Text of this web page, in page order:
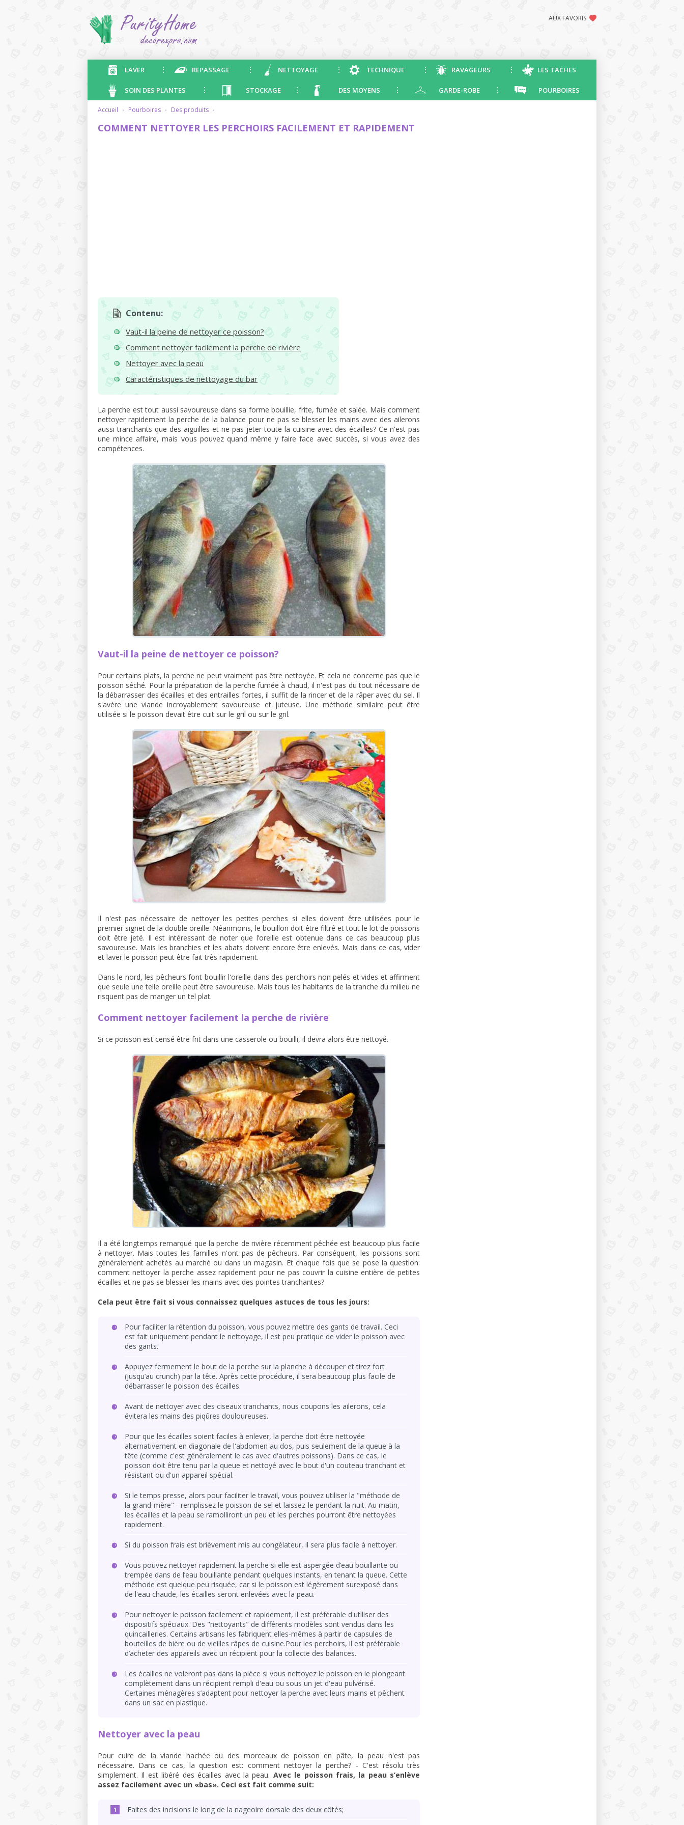
AUX FAVORIS
LAVER REPASSAGE NETTOYAGE TECHNIQUE RAVAGEURS LES TACHES
SOIN DES PLANTES STOCKAGE DES MOYENS GARDE-ROBE POURBOIRES
accueil · pourboires · des produits ·
COMMENT NETTOYER LES PERCHOIRS FACILEMENT ET RAPIDEMENT
Contenu:
Vaut-il la peine de nettoyer ce poisson?
Comment nettoyer facilement la perche de rivière
Nettoyer avec la peau
Caractéristiques de nettoyage du bar
La perche est tout aussi savoureuse dans sa forme bouillie, frite, fumée et salée. Mais comment
nettoyer rapidement la perche de la balance pour ne pas se blesser les mains avec des ailerons
aussi tranchants que des aiguilles et ne pas jeter toute la cuisine avec des écailles? Ce n'est pas
une mince affaire, mais vous pouvez quand même y faire face avec succès, si vous avez des
compétences.
Vaut-il la peine de nettoyer ce poisson?
Pour certains plats, la perche ne peut vraiment pas être nettoyée. Et cela ne concerne pas que le
poisson séché. Pour la préparation de la perche fumée à chaud, il n'est pas du tout nécessaire de
la débarrasser des écailles et des entrailles fortes, il suffit de la rincer et de la râper avec du sel. Il
s'avère une viande incroyablement savoureuse et juteuse. Une méthode similaire peut être
utilisée si le poisson devait être cuit sur le gril ou sur le gril.
Il n'est pas nécessaire de nettoyer les petites perches si elles doivent être utilisées pour le
premier signet de la double oreille. Néanmoins, le bouillon doit être filtré et tout le lot de poissons
doit être jeté. Il est intéressant de noter que l’oreille est obtenue dans ce cas beaucoup plus
savoureuse. Mais les branchies et les abats doivent encore être enlevés. Mais dans ce cas, vider
et laver le poisson peut être fait très rapidement.
Dans le nord, les pêcheurs font bouillir l'oreille dans des perchoirs non pelés et vides et affirment
que seule une telle oreille peut être savoureuse. Mais tous les habitants de la tranche du milieu ne
risquent pas de manger un tel plat.
Comment nettoyer facilement la perche de rivière
Si ce poisson est censé être frit dans une casserole ou bouilli, il devra alors être nettoyé.
Il a été longtemps remarqué que la perche de rivière récemment pêchée est beaucoup plus facile
à nettoyer. Mais toutes les familles n'ont pas de pêcheurs. Par conséquent, les poissons sont
généralement achetés au marché ou dans un magasin. Et chaque fois que se pose la question:
comment nettoyer la perche assez rapidement pour ne pas couvrir la cuisine entière de petites
écailles et ne pas se blesser les mains avec des pointes tranchantes?
Cela peut être fait si vous connaissez quelques astuces de tous les jours:
Pour faciliter la rétention du poisson, vous pouvez mettre des gants de travail. Ceci
est fait uniquement pendant le nettoyage, il est peu pratique de vider le poisson avec
des gants.
Appuyez fermement le bout de la perche sur la planche à découper et tirez fort
(jusqu’au crunch) par la tête. Après cette procédure, il sera beaucoup plus facile de
débarrasser le poisson des écailles.
Avant de nettoyer avec des ciseaux tranchants, nous coupons les ailerons, cela
évitera les mains des piqûres douloureuses.
Pour que les écailles soient faciles à enlever, la perche doit être nettoyée
alternativement en diagonale de l'abdomen au dos, puis seulement de la queue à la
tête (comme c'est généralement le cas avec d'autres poissons). Dans ce cas, le
poisson doit être tenu par la queue et nettoyé avec le bout d'un couteau tranchant et
résistant ou d'un appareil spécial.
Si le temps presse, alors pour faciliter le travail, vous pouvez utiliser la "méthode de
la grand-mère" - remplissez le poisson de sel et laissez-le pendant la nuit. Au matin,
les écailles et la peau se ramolliront un peu et les perches pourront être nettoyées
rapidement.
Si du poisson frais est brièvement mis au congélateur, il sera plus facile à nettoyer.
Vous pouvez nettoyer rapidement la perche si elle est aspergée d’eau bouillante ou
trempée dans de l’eau bouillante pendant quelques instants, en tenant la queue. Cette
méthode est quelque peu risquée, car si le poisson est légèrement surexposé dans
de l'eau chaude, les écailles seront enlevées avec la peau.
Pour nettoyer le poisson facilement et rapidement, il est préférable d'utiliser des
dispositifs spéciaux. Des "nettoyants" de différents modèles sont vendus dans les
quincailleries. Certains artisans les fabriquent elles-mêmes à partir de capsules de
bouteilles de bière ou de vieilles râpes de cuisine.Pour les perchoirs, il est préférable
d’acheter des appareils avec un récipient pour la collecte des balances.
Les écailles ne voleront pas dans la pièce si vous nettoyez le poisson en le plongeant
complètement dans un récipient rempli d'eau ou sous un jet d'eau pulvérisé.
Certaines ménagères s’adaptent pour nettoyer la perche avec leurs mains et pêchent
dans un sac en plastique.
Nettoyer avec la peau
Pour cuire de la viande hachée ou des morceaux de poisson en pâte, la peau n'est pas
nécessaire. Dans ce cas, la question est: comment nettoyer la perche? - C'est résolu très
simplement. Il est libéré des écailles avec la peau. Avec le poisson frais, la peau s’enlève
assez facilement avec un «bas». Ceci est fait comme suit:
Faites des incisions le long de la nageoire dorsale des deux côtés;